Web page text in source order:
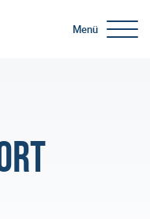
Menü